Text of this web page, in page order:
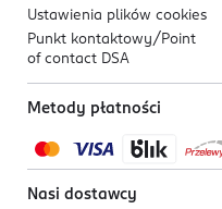
Ustawienia plików cookies
Punkt kontaktowy/ Point
of contact DSA
Metody płatności
Nasi dostawcy